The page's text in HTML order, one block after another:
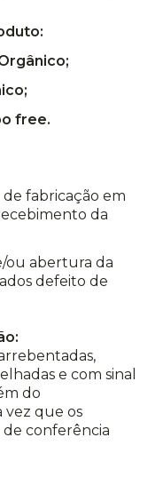
free.
fabricação em
da
ou abertura da
defeito de
e com sinal
do
vez que os
de conferência